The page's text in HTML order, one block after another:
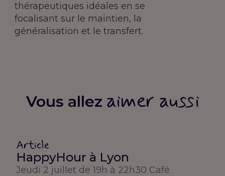
thérapeutiques idéales en se
focalisant sur le maintien, la
généralisation et le transfert.
Vous allez aimer aussi
Article
HappyHour à Lyon
Jeudi 2 juillet de 19h à 22h30 Café